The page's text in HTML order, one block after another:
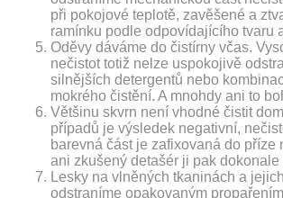
při pokojové teplotě, zavěšené a
ramínku podle odpovídajícího tvaru
Oděvy dáváme do čistírny včas.
nečistot totiž nelze uspokojivě
silnějších detergentů nebo
mokrého čistění. A mnohdy ani to
Většinu skvrn není vhodné čistit
případů je výsledek negativní,
barevná část je zafixovaná do příze
ani zkušený detašér ji pak dokonale
Lesky na vlněných tkaninách a
odstraníme opakovaným